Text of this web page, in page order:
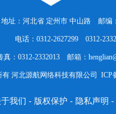
地址：河北省 定州市 中山路 邮编
电话：0312-2627299 0312-
真：0312-2332013 邮箱：
有 河北源航网络科技有限公司 ICP
我们 - 版权保护 - 隐私声明 -